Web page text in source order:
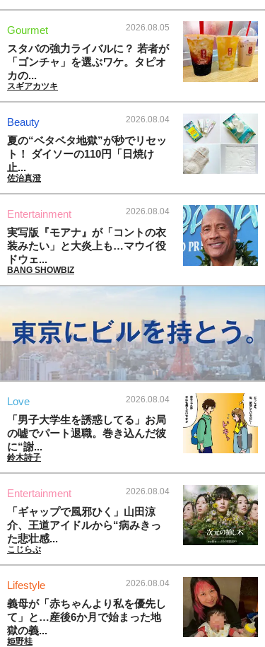
Gourmet 2026.08.05
スタバの強力ライバルに？ 若者が
「ゴンチャ」を選ぶワケ。タピオ
カの...
スギアカツキ
Beauty 2026.08.04
夏の“ベタベタ地獄”が秒でリセッ
ト！ ダイソーの110円「日焼け
止...
佐治真澄
Entertainment 2026.08.04
実写版『モアナ』が「コントの衣
装みたい」と大炎上も…マウイ役
ドウェ...
BANG SHOWBIZ
Love 2026.08.04
「男子大学生を誘惑してる」お局
の嘘でパート退職。巻き込んだ彼
に“謝...
鈴木詩子
Entertainment 2026.08.04
「ギャップで風邪ひく」山田涼
介、王道アイドルから“病みきっ
た悲壮感...
こじらぶ
Lifestyle 2026.08.04
義母が「赤ちゃんより私を優先し
て」と…産後6か月で始まった地
獄の義...
姫野桂